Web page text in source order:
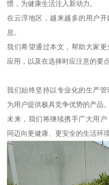
惯，为健康生活注入新动力。
在云浮地区，越来越多的用户
息。
我们希望通过本文，帮助大家
应用，以及在选择时应注意的要点
我们始终坚持以专业化的生产
为用户提供极具竞争优势的产品。
未来，我们将继续携手广大用
同迈向更健康、更安全的生活环境